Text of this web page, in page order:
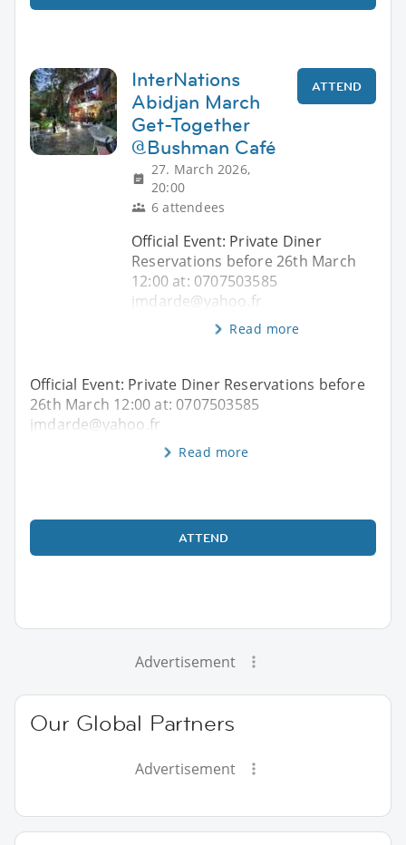
InterNations
Abidjan March
Get-Together
@Bushman Café
27. March 2026,
20:00
6 attendees
ATTEND
Official Event: Private Diner
Reservations before 26th March
12:00 at: 0707503585
jmdarde@yahoo.fr
Read more
Official Event: Private Diner Reservations before
26th March 12:00 at: 0707503585
jmdarde@yahoo.fr
Read more
ATTEND
Advertisement
Our Global Partners
Advertisement